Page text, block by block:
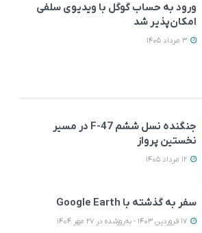
ورود به حساب گوگل با ویدیوی سلفی
امکان‌پذیر شد
جنگنده نسل ششم F-47 در مسیر
نخستین پرواز
سفر به گذشته با Google Earth